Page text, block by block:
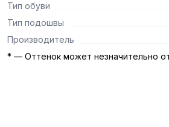
Тип обуви
Тип подошвы
Производитель
* — Оттенок может незначительно